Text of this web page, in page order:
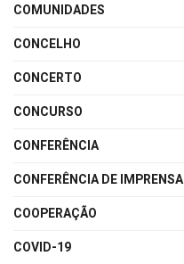
COMUNIDADES
CONCELHO
CONCERTO
CONCURSO
CONFERÊNCIA
CONFERÊNCIA DE IMPRENSA
COOPERAÇÃO
COVID-19